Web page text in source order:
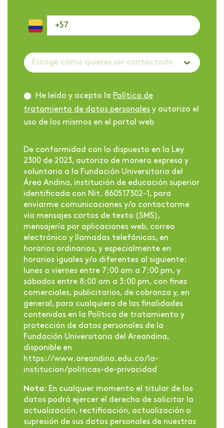
Escoge como quieres ser contactado
He leído y acepto la Política de
tratamiento de datos personales y autorizo el
uso de los mismos en el portal web
De conformidad con lo dispuesto en la Ley
2300 de 2023, autorizo de manera expresa y
voluntaria a la Fundación Universitaria del
Área Andina, institución de educación superior
identificada con Nit. 860517302-1, para
enviarme comunicaciones y/o contactarme
vía mensajes cortos de texto (SMS),
mensajería por aplicaciones web, correo
electrónico y llamadas telefónicas, en
horarios ordinarios, y especialmente en
horarios iguales y/o diferentes al siguiente:
lunes a viernes entre 7:00 am a 7:00 pm, y
sábados entre 8:00 am a 3:00 pm, con fines
comerciales, publicitarios, de cobranza y, en
general, para cualquiera de las finalidades
contenidas en la Política de tratamiento y
protección de datos personales de la
Fundación Universitaria del Areandina,
disponible en
https://www.areandina.edu.co/la-
institucion/politicas-de-privacidad
Nota: En cualquier momento el titular de los
datos podrá ejercer el derecho de solicitar la
actualización, rectificación, actualización o
supresión de sus datos personales de nuestras